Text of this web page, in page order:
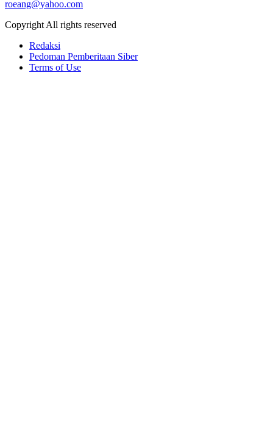
roeang@yahoo.com
Copyright All rights reserved
Redaksi
Pedoman Pemberitaan Siber
Terms of Use